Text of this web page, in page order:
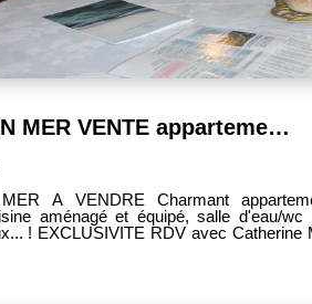
BELLE ILE EN MER VENTE appartement sur le port 88.27 m2
: Entrée , séjour
équipé, salle d'eau/wc , 2 chambres ; Beaux
Négociatrice